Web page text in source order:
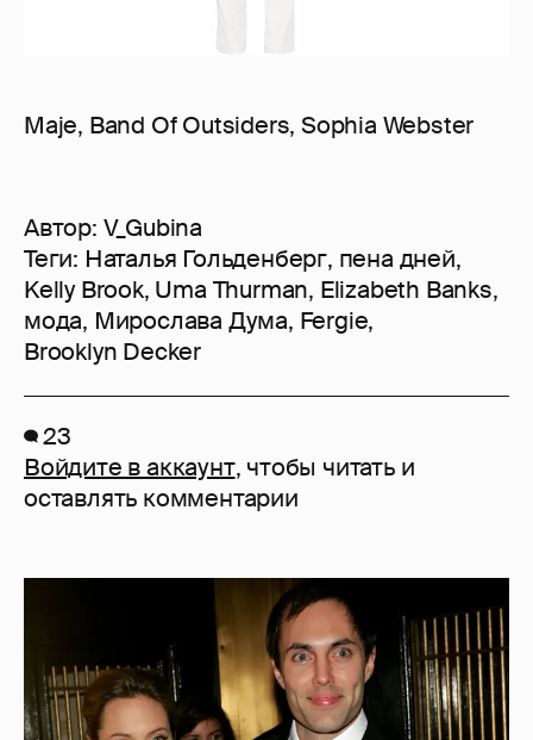
Maje, Band Of Outsiders, Sophia Webster
Автор: V_Gubina
Теги: Наталья Гольденберг, пена дней,
Kelly Brook, Uma Thurman, Elizabeth Banks,
мода, Мирослава Дума, Fergie,
Brooklyn Decker
23
Войдите в аккаунт, чтобы читать и
оставлять комментарии